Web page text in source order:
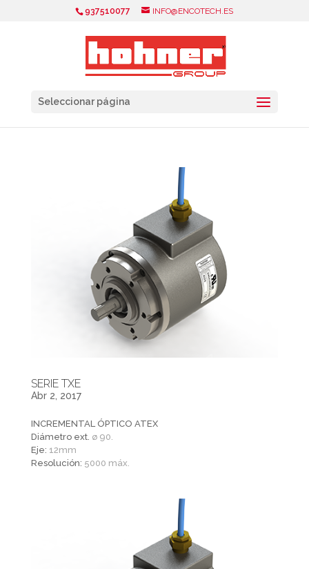
937510077 INFO@ENCOTECH.ES
Seleccionar página
SERIE TXE
Abr 2, 2017
INCREMENTAL ÓPTICO ATEX
Diámetro ext. ø 90.
Eje: 12mm
Resolución: 5000 máx.